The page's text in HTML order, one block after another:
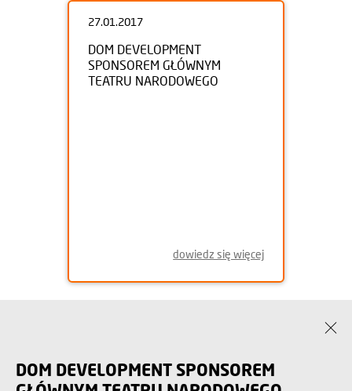
27.01.2017
DOM DEVELOPMENT
SPONSOREM GŁÓWNYM
TEATRU NARODOWEGO
dowiedz się więcej
DOM DEVELOPMENT SPONSOREM